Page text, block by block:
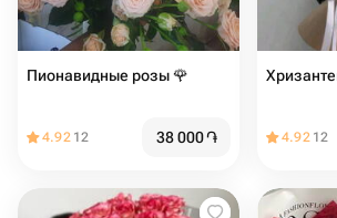
Пионавидные розы 🌹
4.92 12 38 000֏ 4.92 12